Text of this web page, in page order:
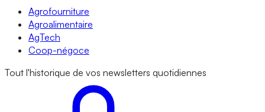
Agrofourniture
Agroalimentaire
AgTech
Coop-négoce
Tout l'historique de vos newsletters quotidiennes